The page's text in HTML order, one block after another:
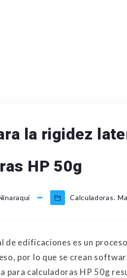
la rigidez
HP 50g
Calculadoras,
de edificaciones es un
por lo que se crean
para calculadoras HP 50g